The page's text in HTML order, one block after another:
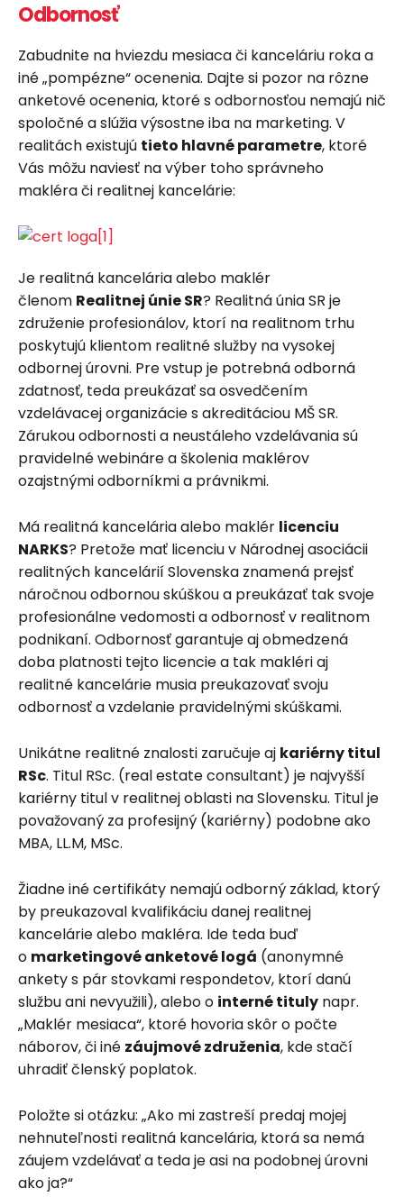
Odbornosť
Zabudnite na hviezdu mesiaca či kanceláriu roka a
iné „pompézne“ ocenenia. Dajte si pozor na rôzne
anketové ocenenia, ktoré s odbornosťou nemajú nič
spoločné a slúžia výsostne iba na marketing. V
realitách existujú tieto hlavné parametre, ktoré
Vás môžu naviesť na výber toho správneho
makléra či realitnej kancelárie:
Je realitná kancelária alebo maklér
členom Realitnej únie SR? Realitná únia SR je
združenie profesionálov, ktorí na realitnom trhu
poskytujú klientom realitné služby na vysokej
odbornej úrovni. Pre vstup je potrebná odborná
zdatnosť, teda preukázať sa osvedčením
vzdelávacej organizácie s akreditáciou MŠ SR.
Zárukou odbornosti a neustáleho vzdelávania sú
pravidelné webináre a školenia maklérov
ozajstnými odborníkmi a právnikmi.
Má realitná kancelária alebo maklér licenciu
NARKS? Pretože mať licenciu v Národnej asociácii
realitných kancelárií Slovenska znamená prejsť
náročnou odbornou skúškou a preukázať tak svoje
profesionálne vedomosti a odbornosť v realitnom
podnikaní. Odbornosť garantuje aj obmedzená
doba platnosti tejto licencie a tak makléri aj
realitné kancelárie musia preukazovať svoju
odbornosť a vzdelanie pravidelnými skúškami.
Unikátne realitné znalosti zaručuje aj kariérny titul
RSc. Titul RSc. (real estate consultant) je najvyšší
kariérny titul v realitnej oblasti na Slovensku. Titul je
považovaný za profesijný (kariérny) podobne ako
MBA, LL.M, MSc.
Žiadne iné certifikáty nemajú odborný základ, ktorý
by preukazoval kvalifikáciu danej realitnej
kancelárie alebo makléra. Ide teda buď
o marketingové anketové logá (anonymné
ankety s pár stovkami respondetov, ktorí danú
službu ani nevyužili), alebo o interné tituly napr.
„Maklér mesiaca“, ktoré hovoria skôr o počte
náborov, či iné záujmové združenia, kde stačí
uhradiť členský poplatok.
Položte si otázku: „Ako mi zastreší predaj mojej
nehnuteľnosti realitná kancelária, ktorá sa nemá
záujem vzdelávať a teda je asi na podobnej úrovni
ako ja?“